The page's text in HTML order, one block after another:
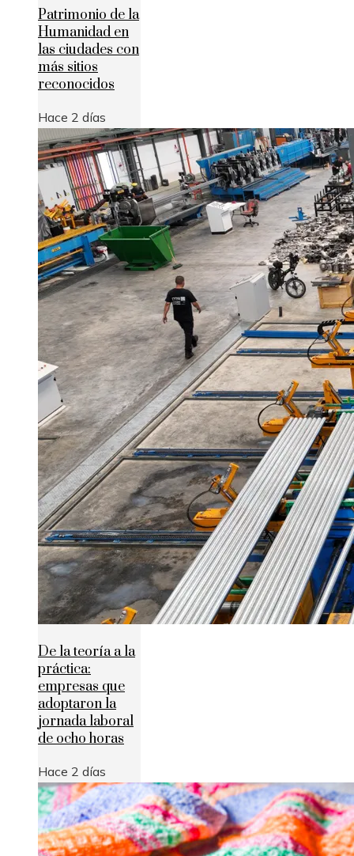
Patrimonio de la
Humanidad en
las ciudades con
más sitios
reconocidos
Hace 2 días
De la teoría a la
práctica:
empresas que
adoptaron la
jornada laboral
de ocho horas
Hace 2 días